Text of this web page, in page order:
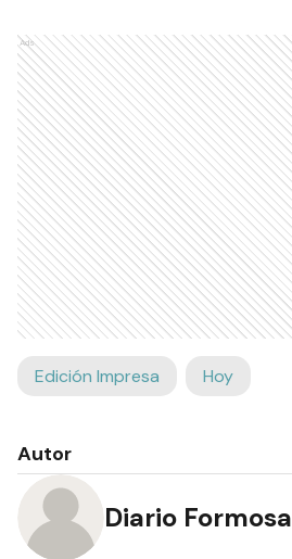
Ads
Edición Impresa Hoy
Autor
Diario Formosa